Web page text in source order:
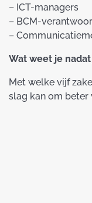
– ICT-managers
– BCM-
–
Wat weet je
Met welke vijf
slag kan om beter